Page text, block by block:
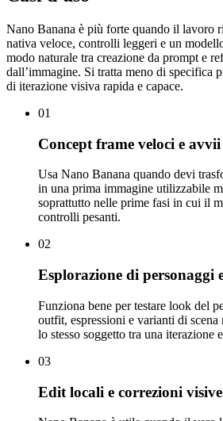
Nano Banana è più forte quando il lavoro
nativa veloce, controlli leggeri e un
modo naturale tra creazione da prompt e
dall’immagine. Si tratta meno di specifica
di iterazione visiva rapida e capace.
01
Concept frame veloci e
Usa Nano Banana quando devi
in una prima immagine utilizzabile
soprattutto nelle prime fasi in cui il
controlli pesanti.
02
Esplorazione di personaggi
Funziona bene per testare look del
outfit, espressioni e varianti di
lo stesso soggetto tra una iterazione
03
Edit locali e correzioni visive